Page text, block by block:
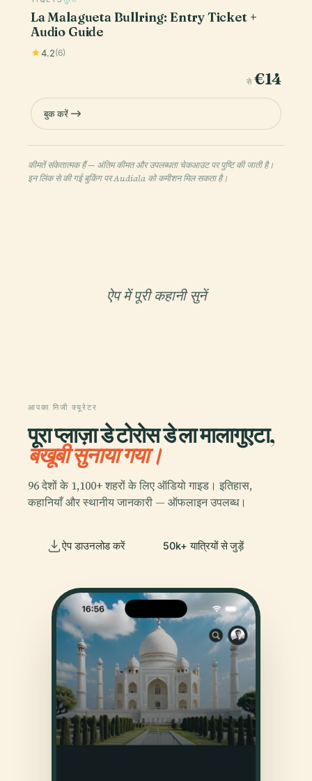
La Malagueta Bullring: Entry Ticket +
Audio Guide
4.2(6)
से €14
बुक करें
कीमतें संकेतात्मक हैं — अंतिम कीमत और उपलब्धता चेकआउट पर पुष्टि की जाती है।
इन लिंक से की गई बुकिंग पर Audiala को कमीशन मिल सकता है।
ऐप में पूरी कहानी सुनें
आपका निजी क्यूरेटर
पूरा प्लाज़ा डे टोरोस डे ला मालागुएटा,
बखूबी सुनाया गया।
96 देशों के 1,100+ शहरों के लिए ऑडियो गाइड। इतिहास,
कहानियाँ और स्थानीय जानकारी — ऑफलाइन उपलब्ध।
ऐप डाउनलोड करें 50k+ यात्रियों से जुड़ें